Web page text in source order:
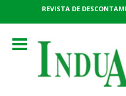
REVISTA DE
Toggle
navigation